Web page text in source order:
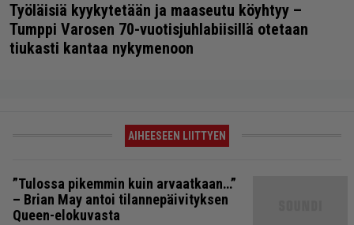
Työläisiä kyykytetään ja maaseutu köyhtyy –
Tumppi Varosen 70-vuotisjuhlabiisillä otetaan
tiukasti kantaa nykymenoon
AIHEESEEN LIITTYEN
”Tulossa pikemmin kuin arvaatkaan…”
– Brian May antoi tilannepäivityksen
Queen-elokuvasta